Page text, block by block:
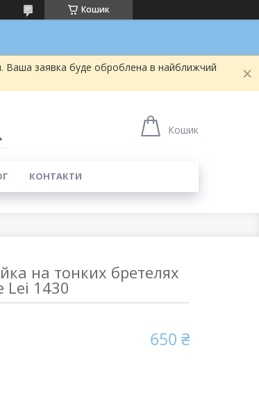
Кошик
Ваша заявка буде оброблена в найближчий
Кошик
КОНТАКТИ
на тонких бретелях
Lei 1430
650 ₴